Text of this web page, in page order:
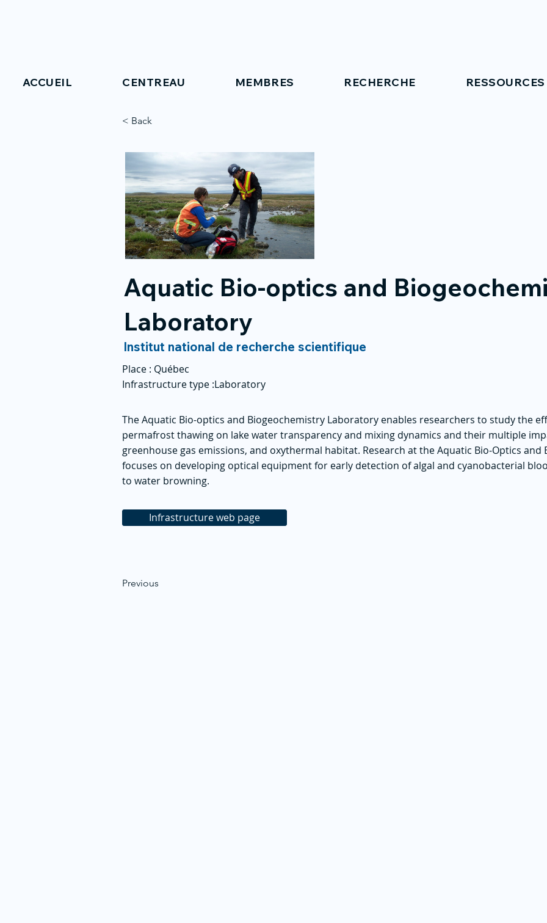
ACCUEIL CENTREAU MEMBRES RECHERCHE RESSOURCES
< Back
Aquatic Bio-optics and
Laboratory
Institut national de recherche scientifique
Place : Québec
Infrastructure type :Laboratory
The Aquatic Bio-optics and Biogeochemistry Laboratory enables researchers to study the
permafrost thawing on lake water transparency and mixing dynamics and their multiple
greenhouse gas emissions, and oxythermal habitat. Research at the Aquatic Bio-Optics
focuses on developing optical equipment for early detection of algal and cyanobacterial
to water browning.
Infrastructure web page
Previous